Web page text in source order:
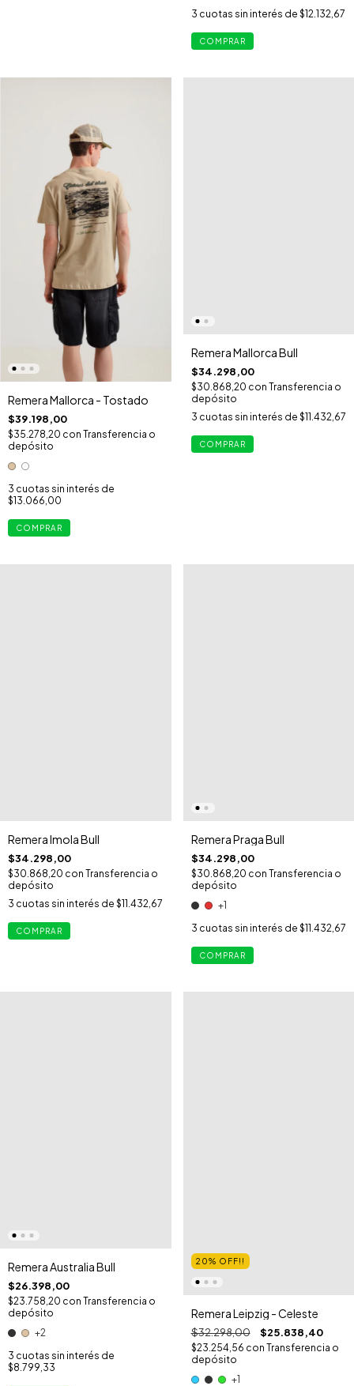
3 cuotas sin interés de $12.132,67
COMPRAR
Remera Mallorca - Tostado
$39.198,00
$35.278,20 con Transferencia o
depósito
3 cuotas sin interés de
$13.066,00
COMPRAR
Remera Mallorca Bull
$34.298,00
$30.868,20 con Transferencia o
depósito
3 cuotas sin interés de $11.432,67
COMPRAR
Remera Imola Bull
$34.298,00
$30.868,20 con Transferencia o
depósito
3 cuotas sin interés de $11.432,67
COMPRAR
Remera Praga Bull
$34.298,00
$30.868,20 con Transferencia o
depósito
+1
3 cuotas sin interés de $11.432,67
COMPRAR
Remera Australia Bull
$26.398,00
$23.758,20 con Transferencia o
depósito
+2
3 cuotas sin interés de
$8.799,33
20% OFF!!
Remera Leipzig - Celeste
$32.298,00 $25.838,40
$23.254,56 con Transferencia o
depósito
+1